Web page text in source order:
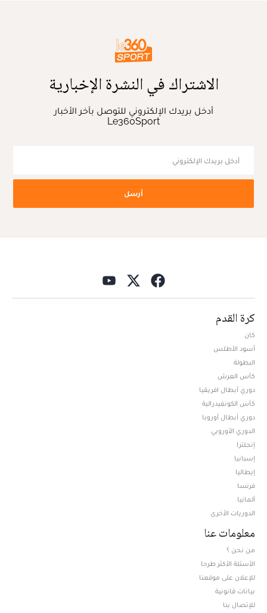
الاشتراك في النشرة الإخبارية
أدخل بريدك الإلكتروني للتوصل بآخر الأخبار
Le360Sport
أرسل
كرة القدم
كان
أسود الأطلس
البطولة
كأس العرش
دوري أبطال افريقيا
كأس الكونفيدرالية
دوري أبطال أوروبا
الدوري الأوروبي
إنجلترا
إسبانيا
إيطاليا
فرنسا
ألمانيا
الدوريات الأخرى
معلومات عنا
من نحن ؟
الأسئلة الأكثر طرحا
للإعلان على موقعنا
بيانات قانونية
للإتصال بنا